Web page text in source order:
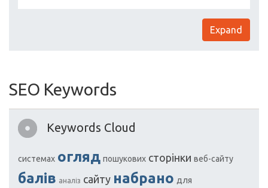
Expand
SEO Keywords
Keywords Cloud
системах огляд пошукових сторінки веб-сайту
балів аналіз сайту набрано для